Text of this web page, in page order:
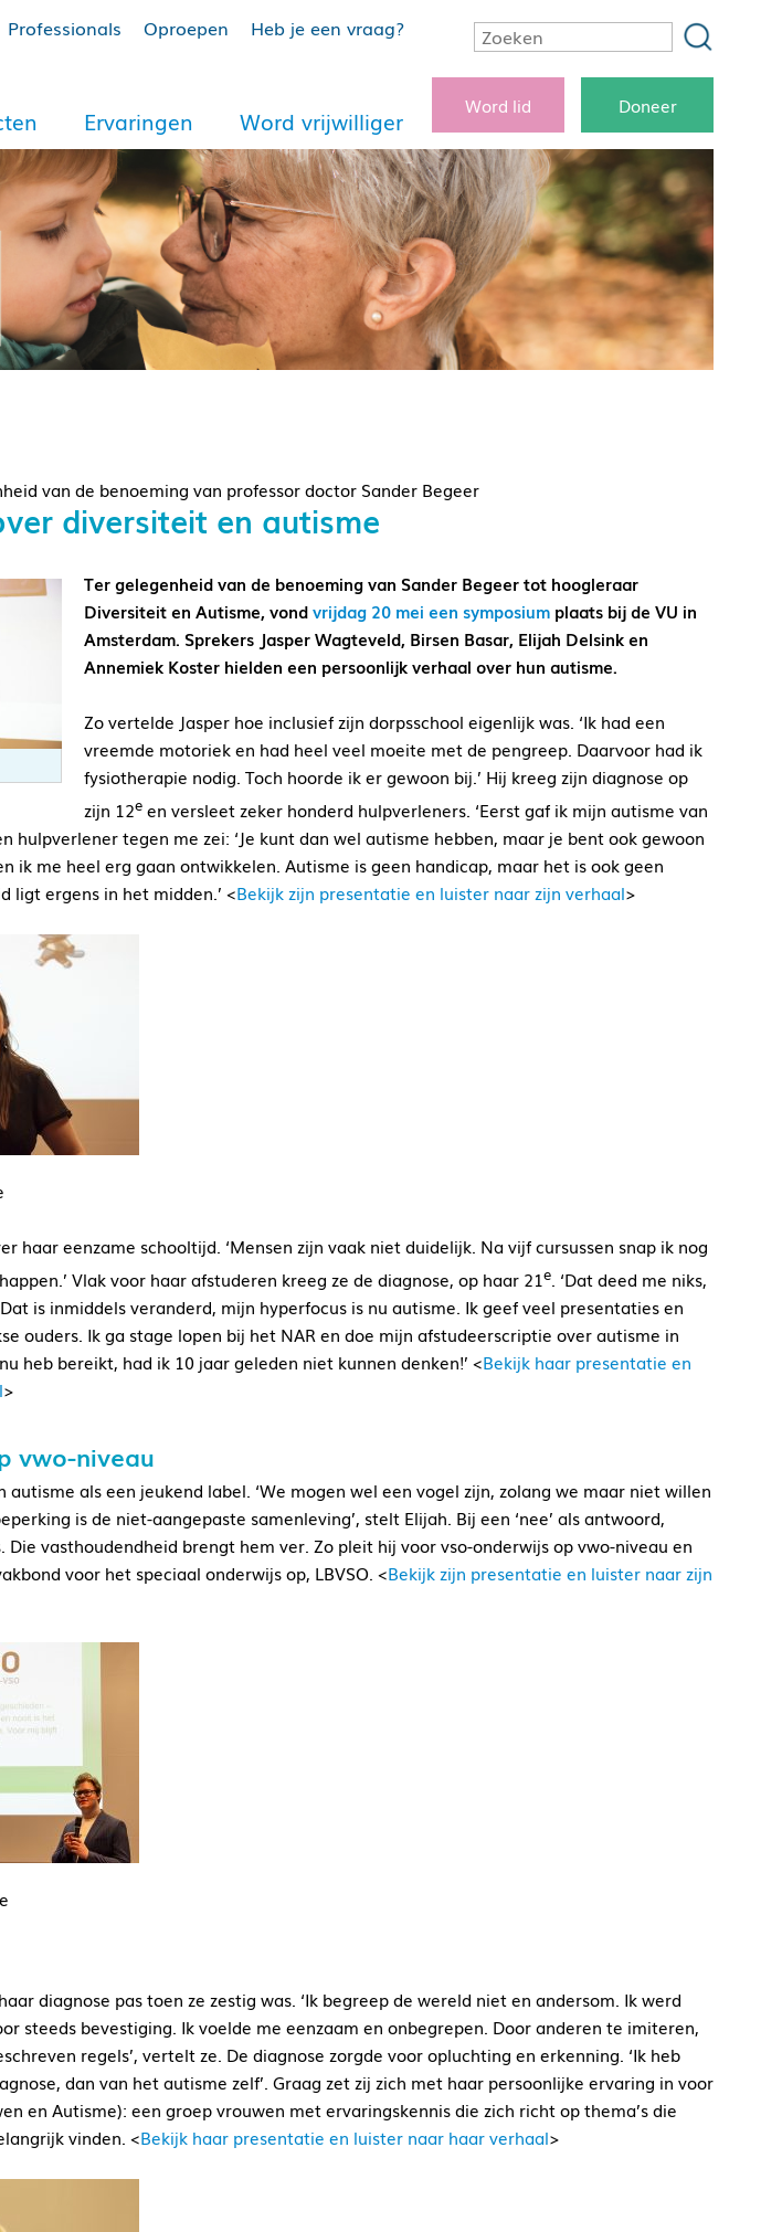
Professionals Oproepen Heb je een vraag?
Ervaringen Word vrijwilliger
Word lid Doneer
van de benoeming van professor doctor Sander Begeer
diversiteit en autisme
Ter gelegenheid van de benoeming van Sander Begeer tot hoogleraar
Diversiteit en Autisme, vondvrijdag 20 mei een symposium plaats bij de VU in
Amsterdam. Sprekers Jasper Wagteveld, Birsen Basar, Elijah Delsink en
Annemiek Koster hielden een persoonlijk verhaal over hun autisme.
Zo vertelde Jasper hoe inclusief zijn dorpsschool eigenlijk was. ‘Ik had een
vreemde motoriek en had heel veel moeite met de pengreep. Daarvoor had ik
fysiotherapie nodig. Toch hoorde ik er gewoon bij.’ Hij kreeg zijn diagnose op
zijn 12e en versleet zeker honderd hulpverleners. ‘Eerst gaf ik mijn autisme van
hulpverlener tegen me zei: ‘Je kunt dan wel autisme hebben, maar je bent ook gewoon
ik me heel erg gaan ontwikkelen. Autisme is geen handicap, maar het is ook geen
ligt ergens in het midden.’ <Bekijk zijn presentatie en luister naar zijn verhaal>
haar eenzame schooltijd. ‘Mensen zijn vaak niet duidelijk. Na vijf cursussen snap ik nog
Vlak voor haar afstuderen kreeg ze de diagnose, op haar 21e. ‘Dat deed me niks,
is inmiddels veranderd, mijn hyperfocus is nu autisme. Ik geef veel presentaties en
ouders. Ik ga stage lopen bij het NAR en doe mijn afstudeerscriptie over autisme in
heb bereikt, had ik 10 jaar geleden niet kunnen denken!’ <Bekijk haar presentatie en
>
vwo-niveau
autisme als een jeukend label. ‘We mogen wel een vogel zijn, zolang we maar niet willen
is de niet-aangepaste samenleving’, stelt Elijah. Bij een ‘nee’ als antwoord,
Die vasthoudendheid brengt hem ver. Zo pleit hij voor vso-onderwijs op vwo-niveau en
voor het speciaal onderwijs op, LBVSO. <Bekijk zijn presentatie en luister naar zijn
diagnose pas toen ze zestig was. ‘Ik begreep de wereld niet en andersom. Ik werd
steeds bevestiging. Ik voelde me eenzaam en onbegrepen. Door anderen te imiteren,
regels’, vertelt ze. De diagnose zorgde voor opluchting en erkenning. ‘Ik heb
dan van het autisme zelf’. Graag zet zij zich met haar persoonlijke ervaring in voor
en Autisme): een groep vrouwen met ervaringskennis die zich richt op thema’s die
vinden. <Bekijk haar presentatie en luister naar haar verhaal>